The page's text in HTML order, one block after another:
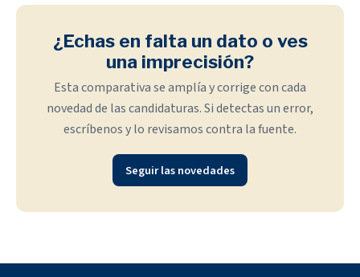
¿Echas en falta un dato o ves
una imprecisión?
Esta comparativa se amplía y corrige con cada
novedad de las candidaturas. Si detectas un error,
escríbenos y lo revisamos contra la fuente.
Seguir las novedades